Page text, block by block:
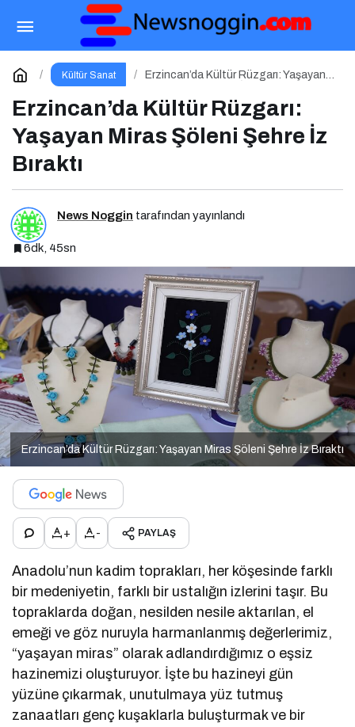
Kültür Sanat
Erzincan’da Kültür Rüzgarı: Yaşayan
Erzincan’da Kültür Rüzgarı:
Yaşayan Miras Şöleni Şehre İz
Bıraktı
News Noggin tarafından yayınlandı
6dk, 45sn
Erzincan’da Kültür Rüzgarı: Yaşayan Miras Şöleni Şehre İz Bıraktı
+ - PAYLAŞ
Anadolu’nun kadim toprakları, her köşesinde farklı
bir medeniyetin, farklı bir ustalığın izlerini taşır. Bu
topraklarda doğan, nesilden nesile aktarılan, el
emeği ve göz nuruyla harmanlanmış değerlerimiz,
“yaşayan miras” olarak adlandırdığımız o eşsiz
hazinemizi oluşturuyor. İşte bu hazineyi gün
yüzüne çıkarmak, unutulmaya yüz tutmuş
zanaatları genç kuşaklarla buluşturmak ve bir
İstanbul’un Kalbi Vestel Amfi’de Atıyor
Yorum Yap